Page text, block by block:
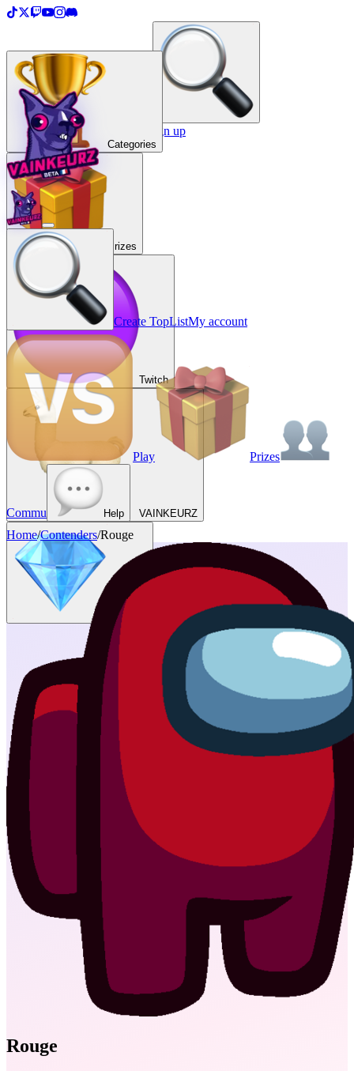
Create a TopList Sign in / Sign up
Categories
Prizes
Twitch
VAINKEURZ
Rewards
Create TopListMy account
Play Prizes
Commu Help
Home/Contenders/Rouge
Rouge